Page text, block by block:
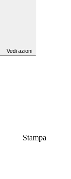
Vedi azioni
Stampa